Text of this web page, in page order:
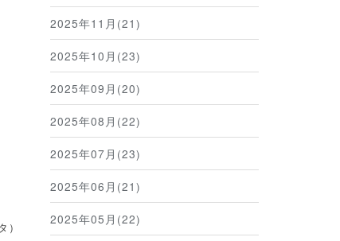
）
2025年11月(21)
2025年10月(23)
2025年09月(20)
2025年08月(22)
2025年07月(23)
2025年06月(21)
2025年05月(22)